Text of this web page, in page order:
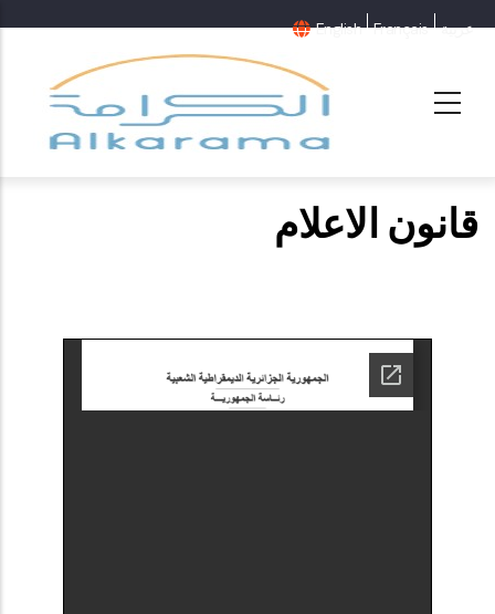
English Français عربية
قانون الاعلام